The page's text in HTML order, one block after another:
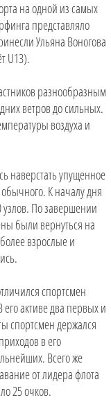
на одной из самых
представляло
Ульяна Воногова
U13).
разнообразным
ветров до сильных.
воздуха и
наверстать упущенное
К началу дня
узлов. По завершении
были вернуться на
взрослые и
спортсмен
активе два первых и
спортсмен держался
в его
Всего же
от лидера флота
25 очков.